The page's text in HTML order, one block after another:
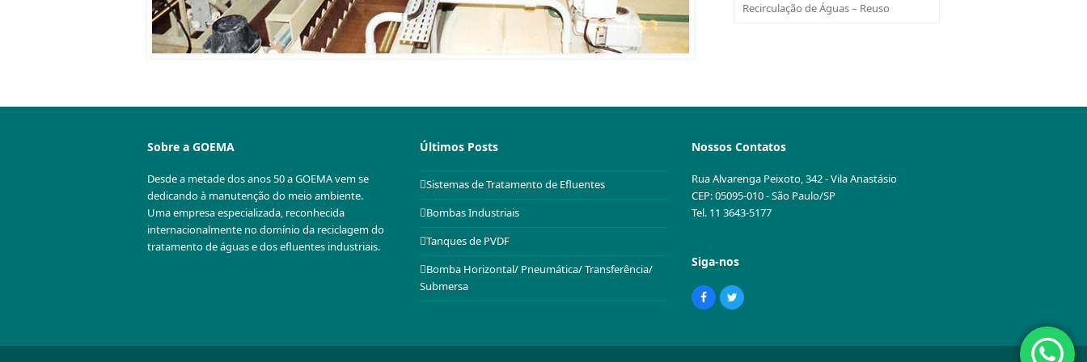
Recirculação de Águas – Reuso
Sobre a GOEMA
Desde a metade dos anos 50 a GOEMA vem se
dedicando à manutenção do meio ambiente.
Uma empresa especializada, reconhecida
internacionalmente no domínio da reciclagem do
tratamento de águas e dos efluentes industriais.
Últimos Posts
Sistemas de Tratamento de Efluentes
Bombas Industriais
Tanques de PVDF
Bomba Horizontal/ Pneumática/ Transferência/
Submersa
Nossos Contatos
Rua Alvarenga Peixoto, 342 - Vila Anastásio
CEP: 05095-010 - São Paulo/SP
Tel. 11 3643-5177
Siga-nos
FacebookTwitter